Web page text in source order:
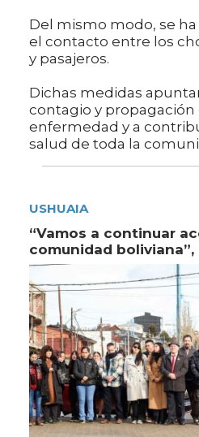
Del mismo modo, se
el contacto entre los
y pasajeros.
Dichas medidas
contagio y
enfermedad y a
salud de toda la
USHUAIA
“Vamos a continuar
comunidad boliviana”,